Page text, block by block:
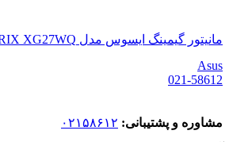
مانیتور گیمینگ ایسوس مدل ROG STRIX XG27WQ سایز 27 اینچ
Asus
021-58612
مشاوره و پشتیبانی: ۰۲۱۵۸۶۱۲